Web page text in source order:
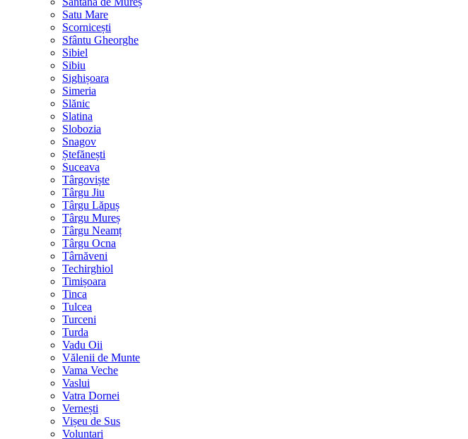
Satu Mare
Scornicești
Sfântu Gheorghe
Sibiel
Sibiu
Sighișoara
Simeria
Slănic
Slatina
Slobozia
Snagov
Ștefănești
Suceava
Târgoviște
Târgu Jiu
Târgu Lăpuș
Târgu Mureș
Târgu Neamț
Târgu Ocna
Târnăveni
Techirghiol
Timișoara
Tinca
Tulcea
Turceni
Turda
Vadu Oii
Vălenii de Munte
Vama Veche
Vaslui
Vatra Dornei
Vernești
Vișeu de Sus
Voluntari